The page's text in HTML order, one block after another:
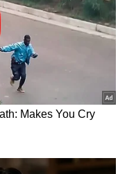
ಮೂರು ಗಂಟೆಗಳಲ್ಲಿ
ಭಾಗಗಳಲ್ಲಿ ಚಿತ್ರ
ಲೆಜೆಂಡ್
ಮುಂದಾಗಿವೆ